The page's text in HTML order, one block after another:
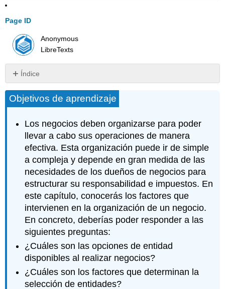
Page ID
Anonymous
LibreTexts
Índice
para
llevar
Objetivos de aprendizaje
Los negocios deben organizarse para poder
llevar a cabo sus operaciones de manera
efectiva. Esta organización puede ir de simple
a compleja y depende en gran medida de las
necesidades de los dueños de negocios para
estructurar su responsabilidad e impuestos. En
este capítulo, conocerás los factores que
intervienen en la organización de un negocio.
En concreto, deberías poder responder a las
siguientes preguntas:
¿Cuáles son las opciones de entidad
disponibles al realizar negocios?
¿Cuáles son los factores que determinan la
selección de entidades?